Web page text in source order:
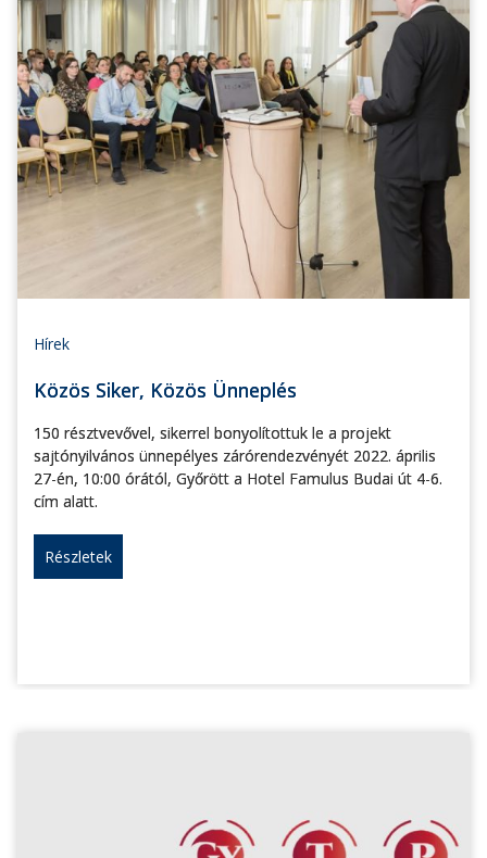
Hírek
Közös Siker, Közös Ünneplés
150 résztvevővel, sikerrel bonyolítottuk le a projekt
sajtónyilvános ünnepélyes zárórendezvényét 2022. április
27-én, 10:00 órától, Győrött a Hotel Famulus Budai út 4-6.
cím alatt.
Részletek